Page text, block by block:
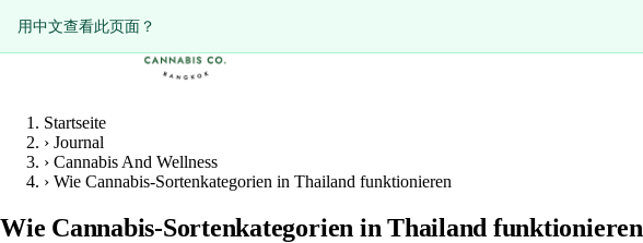
ดูหน้านี้เป็นภาษาไทย?
用中文查看此页面？
Startseite
› Journal
› Cannabis And Wellness
› Wie Cannabis-Sortenkategorien in Thailand funktionieren
Wie Cannabis-Sortenkategorien in Thailand funktionieren